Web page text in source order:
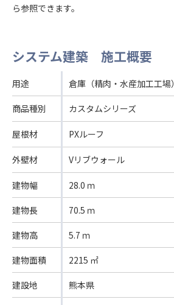
ら参照できます。
システム建築 施工概要
用途 倉庫（精肉・水産加工工場）
商品種別 カスタムシリーズ
屋根材 PXルーフ
外壁材 Vリブウォール
建物幅 28.0 ｍ
建物長 70.5 ｍ
建物高 5.7 ｍ
建物面積 2215 ㎡
建設地 熊本県